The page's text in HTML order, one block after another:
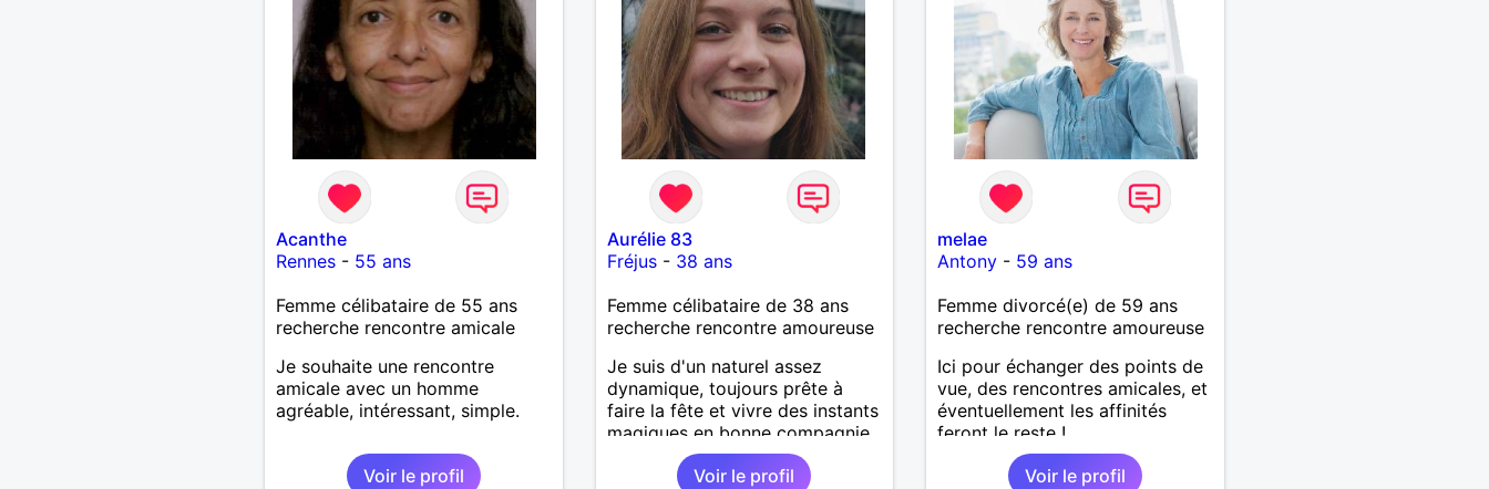
Acanthe
Rennes- 55 ans
Femme célibataire de 55 ans
recherche rencontre amicale
Je souhaite une rencontre
amicale avec un homme
agréable, intéressant, simple.
Voir le profil
Aurélie 83
Fréjus- 38 ans
Femme célibataire de 38 ans
recherche rencontre amoureuse
Je suis d'un naturel assez
dynamique, toujours prête à
faire la fête et vivre des instants
magiques en bonne compagnie,
ciné, resto, bar-pub, ou une
bonne soirée en duo.
Voir le profil
melae
Antony - 59 ans
Femme divorcé(e) de 59 ans
recherche rencontre amoureuse
Ici pour échanger des points de
vue, des rencontres amicales, et
éventuellement les affinités
feront le reste !
Voir le profil